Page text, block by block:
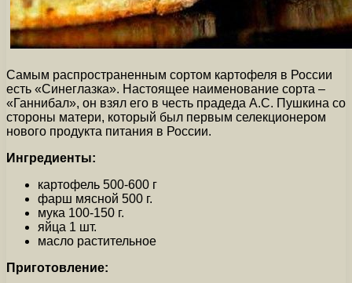
Самым распространенным сортом картофеля в России
есть «Синеглазка». Настоящее наименование сорта –
«Ганнибал», он взял его в честь прадеда А.С. Пушкина со
стороны матери, который был первым селекционером
нового продукта питания в России.
Ингредиенты:
картофель 500-600 г
фарш мясной 500 г.
мука 100-150 г.
яйца 1 шт.
масло растительное
Приготовление: